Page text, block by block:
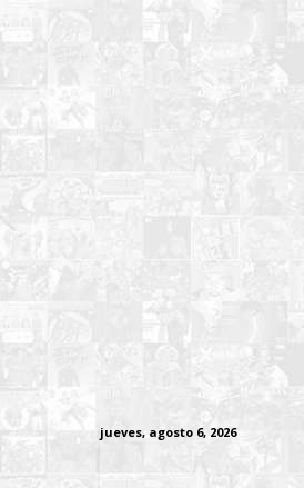
jueves, agosto 6, 2026